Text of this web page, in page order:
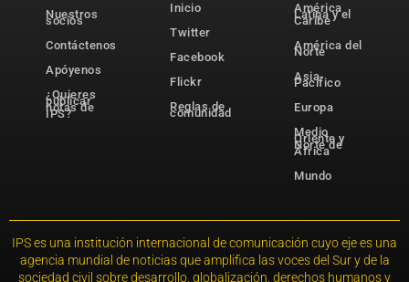
Nuestros
socios
Contáctenos
Apóyenos
¿Quieres
publicar
notas de
IPS?
Inicio
Twitter
Facebook
Flickr
Reglas de
comunidad
América
Latina y el
Caribe
América del
Norte
Asia-
Pacífico
Europa
Medio
Oriente y
Norte de
África
Mundo
IPS es una institución internacional de comunicación cuyo eje es una
agencia mundial de noticias que amplifica las voces del Sur y de la
sociedad civil sobre desarrollo, globalización, derechos humanos y